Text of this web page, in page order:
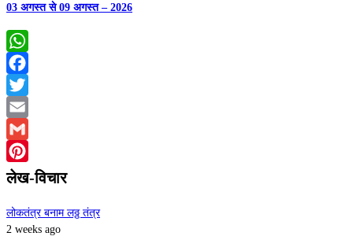
03 अगस्त से 09 अगस्त – 2026
WhatsApp
Facebook
Twitter
Email
Gmail
Pinterest
लेख-विचार
लोकतंत्र बनाम लठ्ठ तंत्र
2 weeks ago